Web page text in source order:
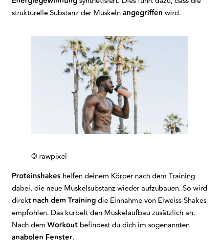
strukturelle Substanz der Muskelnangegriffen wird.
© rawpixel
Proteinshakes helfen deinem Körper nach dem Training
dabei, die neue Muskelsubstanz wieder aufzubauen. So wird
direkt nach dem Trainingdie Einnahme von Eiweiss-Shakes
empfohlen. Das kurbelt den Muskelaufbau zusätzlich an.
Nach dem Workout befindest du dich im sogenannten
anabolen Fenster.